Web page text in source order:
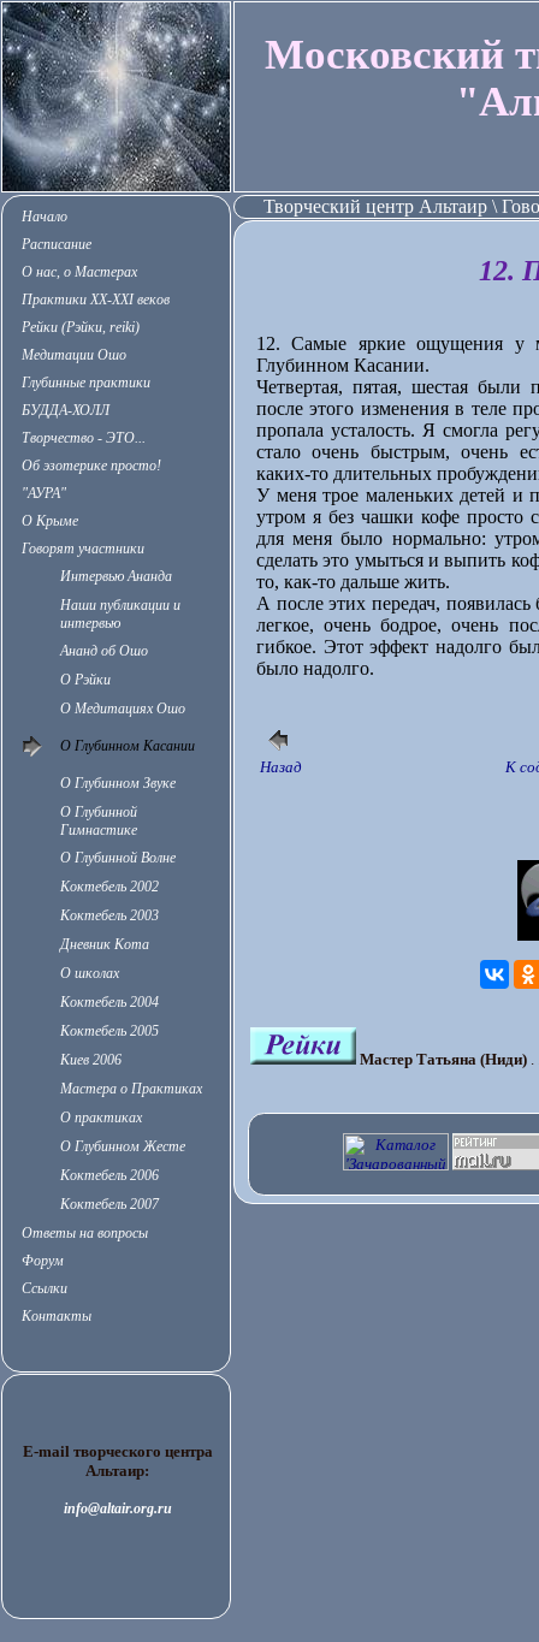
Начало
Расписание
О нас, о Мастерах
Практики XX-XXI веков
Рейки (Рэйки, reiki)
Медитации Ошо
Глубинные практики
БУДДА-ХОЛЛ
Творчество - ЭТО...
Об эзотерике просто!
"АУРА"
О Крыме
Говорят участники
Интервью Ананда
Наши публикации и
интервью
Ананд об Ошо
О Рэйки
О Медитациях Ошо
О Глубинном Касании
О Глубинном Звуке
О Глубинной
Гимнастике
О Глубинной Волне
Коктебель 2002
Коктебель 2003
Дневник Кота
О школах
Коктебель 2004
Коктебель 2005
Киев 2006
Мастера о Практиках
О практиках
О Глубинном Жесте
Коктебель 2006
Коктебель 2007
Ответы на вопросы
Форум
Ссылки
Контакты
E-mail творческого центра
Альтаир:
info@altair.org.ru
Московский
Творческий центр Альтаир \
12.
12. Самые яркие ощущения у
Глубинном Касании.
Четвертая, пятая, шестая
после этого изменения в теле
пропала усталость. Я смогла
стало очень быстрым, очень
каких-то длительных
У меня трое маленьких детей и
утром я без чашки кофе просто
для меня было нормально:
сделать это умыться и выпить
то, как-то дальше жить.
А после этих передач, появилась
легкое, очень бодрое, очень
гибкое. Этот эффект надолго
было надолго.
Назад К
Мастер Татьяна (Ниди) .